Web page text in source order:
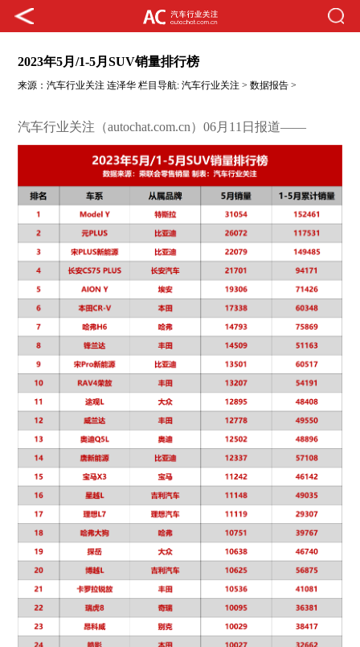
2023年5月/1-5月SUV销量排行榜
来源：汽车行业关注 连泽华 栏目导航:汽车行业关注 >数据报告 >
汽车行业关注（autochat.com.cn）06月11日报道——